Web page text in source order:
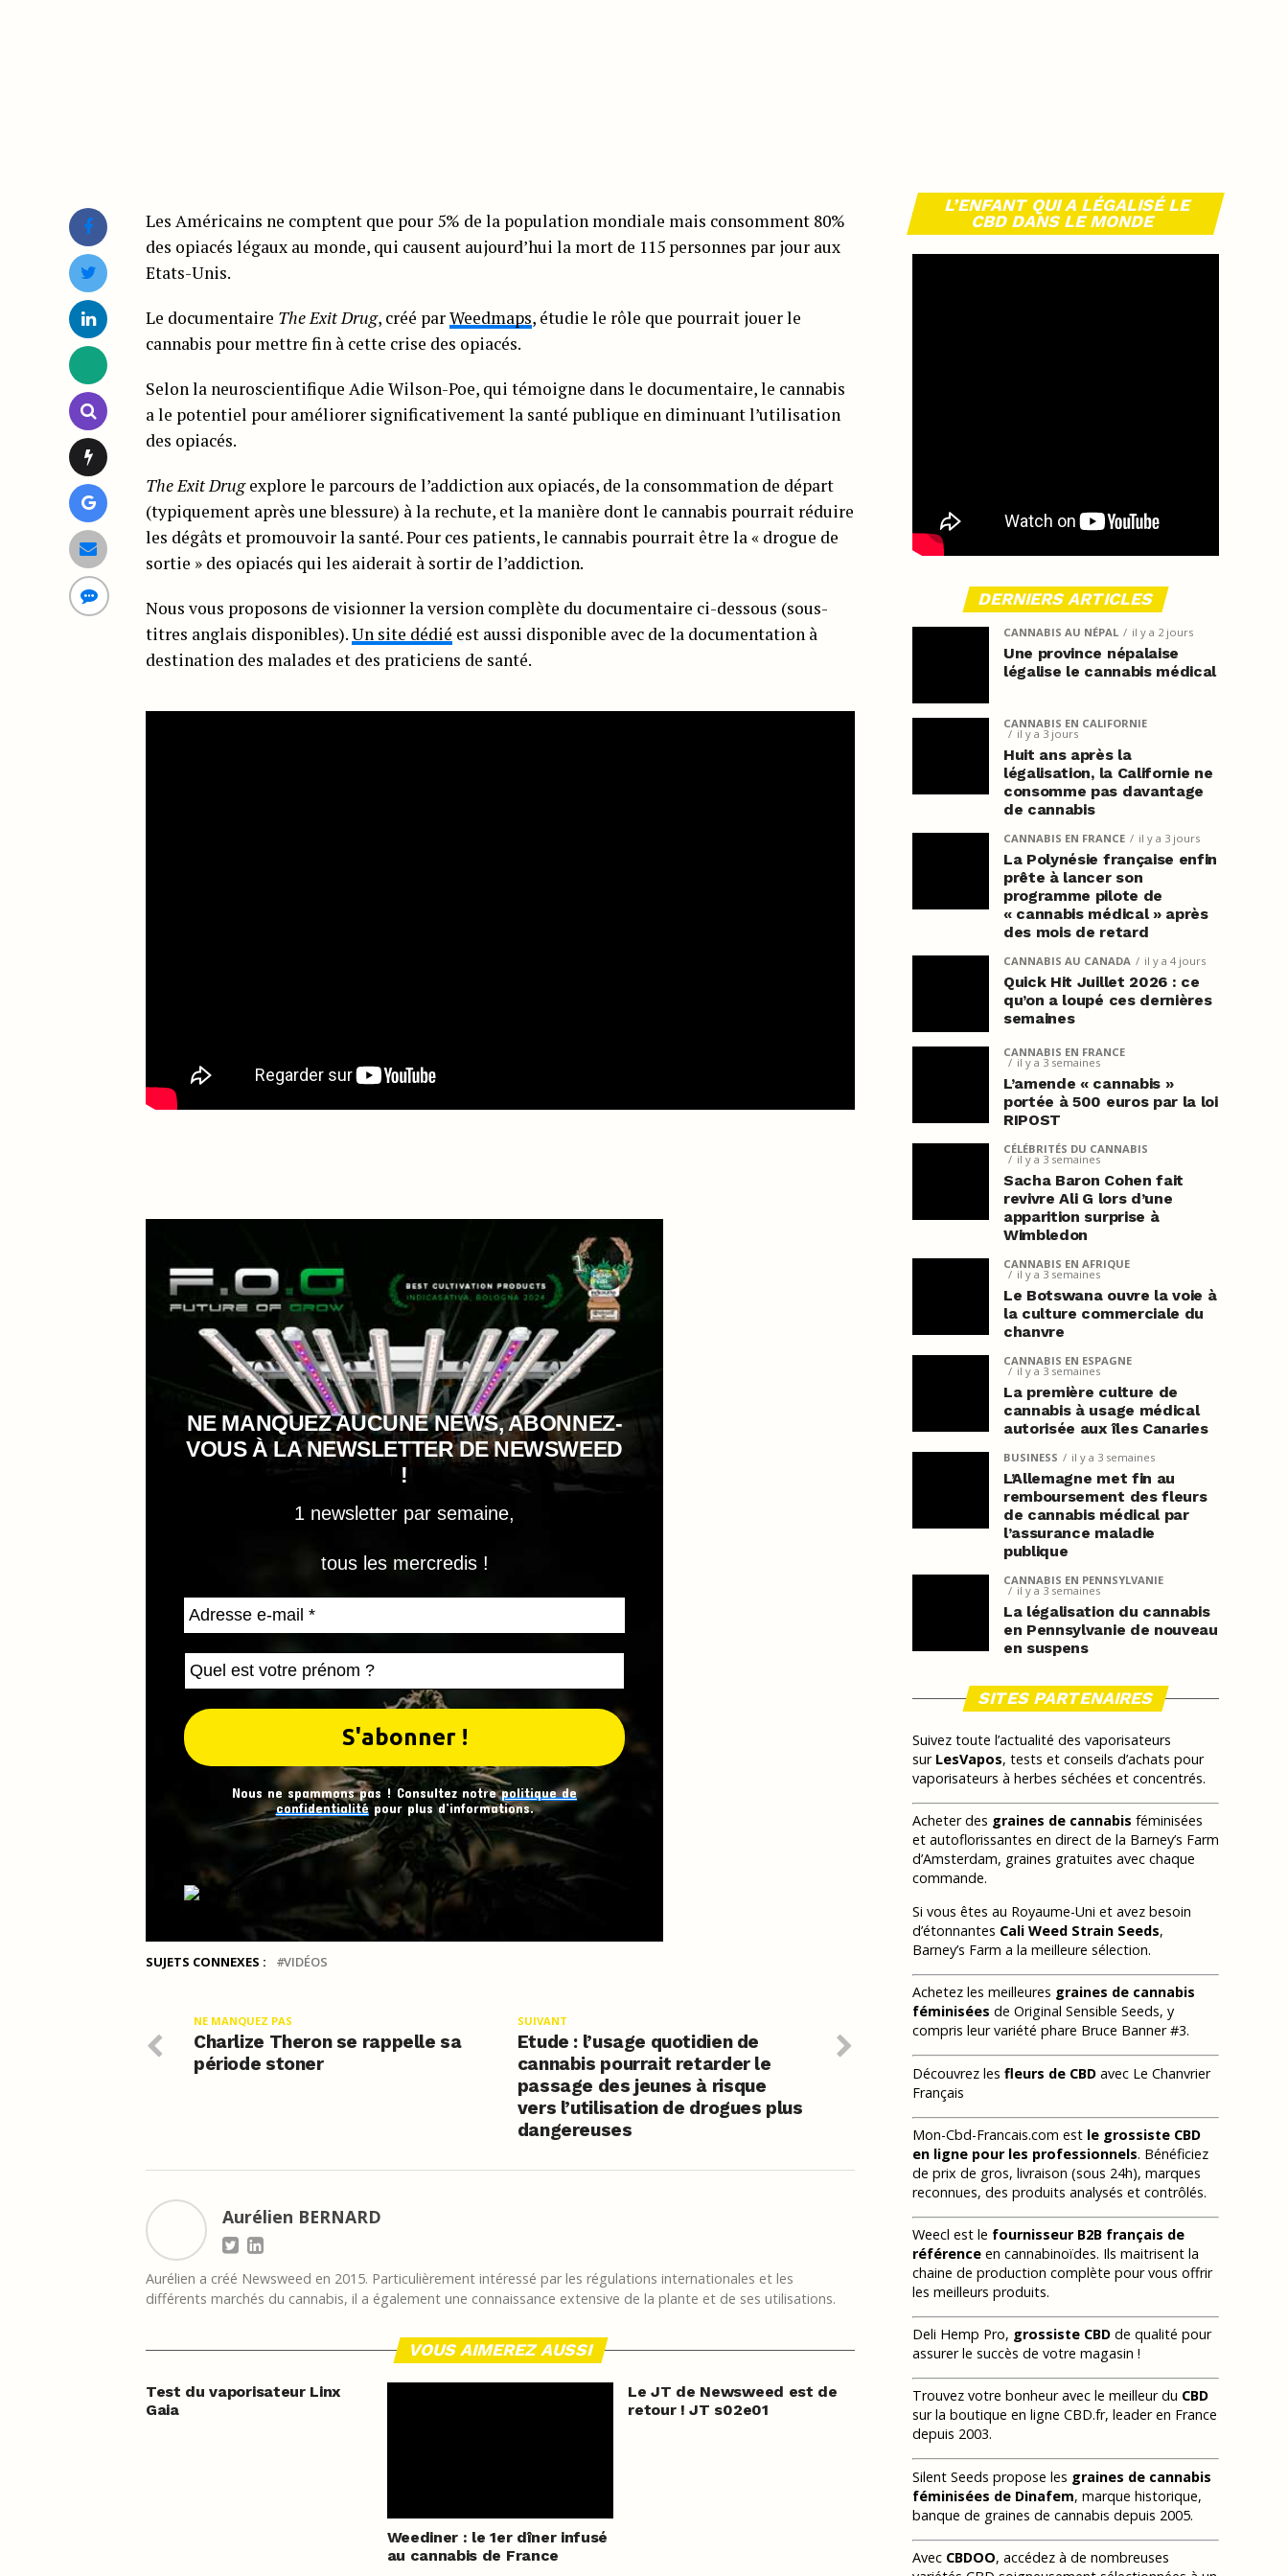
Les Américains ne comptent que pour 5% de la population mondiale mais consomment 80%
des opiacés légaux au monde, qui causent aujourd’hui la mort de 115 personnes par jour aux
Etats-Unis.
Le documentaire The Exit Drug, créé parWeedmaps, étudie le rôle que pourrait jouer le
cannabis pour mettre fin à cette crise des opiacés.
Selon la neuroscientifique Adie Wilson-Poe, qui témoigne dans le documentaire, le cannabis
a le potentiel pour améliorer significativement la santé publique en diminuant l’utilisation
des opiacés.
The Exit Drugexplore le parcours de l’addiction aux opiacés, de la consommation de départ
(typiquement après une blessure) à la rechute, et la manière dont le cannabis pourrait réduire
les dégâts et promouvoir la santé. Pour ces patients, le cannabis pourrait être la « drogue de
sortie » des opiacés qui les aiderait à sortir de l’addiction.
Nous vous proposons de visionner la version complète du documentaire ci-dessous (sous-
titres anglais disponibles).Un site dédié est aussi disponible avec de la documentation à
destination des malades et des praticiens de santé.
NE MANQUEZ AUCUNE NEWS, ABONNEZ-
VOUS À LA NEWSLETTER DE NEWSWEED
!
1 newsletter par semaine,
tous les mercredis !
Nous ne spammons pas ! Consultez notrepolitique de
confidentialitépour plus d’informations.
SUJETS CONNEXES : VIDÉOS
SUIVANT
Etude : l’usage quotidien de
cannabis pourrait retarder le
passage des jeunes à risque
vers l’utilisation de drogues plus
dangereuses
NE MANQUEZ PAS
Charlize Theron se rappelle sa
période stoner
Aurélien BERNARD
Aurélien a créé Newsweed en 2015. Particulièrement intéressé par les régulations internationales et les
différents marchés du cannabis, il a également une connaissance extensive de la plante et de ses utilisations.
VOUS AIMEREZ AUSSI
Test du vaporisateur Linx
Gaia
Weediner : le 1er dîner infusé
au cannabis de France
Le JT de Newsweed est de
retour ! JT s02e01
L’ENFANT QUI A LÉGALISÉ LE
CBD DANS LE MONDE
DERNIERS ARTICLES
CANNABIS AU NÉPAL il y a 2 jours
Une province népalaise
légalise le cannabis médical
CANNABIS EN CALIFORNIE
il y a 3 jours
Huit ans après la
légalisation, la Californie ne
consomme pas davantage
de cannabis
CANNABIS EN FRANCE il y a 3 jours
La Polynésie française enfin
prête à lancer son
programme pilote de
« cannabis médical » après
des mois de retard
CANNABIS AU CANADA il y a 4 jours
Quick Hit Juillet 2026 : ce
qu’on a loupé ces dernières
semaines
CANNABIS EN FRANCE
il y a 3 semaines
L’amende « cannabis »
portée à 500 euros par la loi
RIPOST
CÉLÉBRITÉS DU CANNABIS
il y a 3 semaines
Sacha Baron Cohen fait
revivre Ali G lors d’une
apparition surprise à
Wimbledon
CANNABIS EN AFRIQUE
il y a 3 semaines
Le Botswana ouvre la voie à
la culture commerciale du
chanvre
CANNABIS EN ESPAGNE
il y a 3 semaines
La première culture de
cannabis à usage médical
autorisée aux îles Canaries
BUSINESS il y a 3 semaines
L’Allemagne met fin au
remboursement des fleurs
de cannabis médical par
l’assurance maladie
publique
CANNABIS EN PENNSYLVANIE
il y a 3 semaines
La légalisation du cannabis
en Pennsylvanie de nouveau
en suspens
SITES PARTENAIRES
Suivez toute l’actualité des vaporisateurs
sur LesVapos, tests et conseils d’achats pour
vaporisateurs à herbes séchées et concentrés.
Acheter des graines de cannabis féminisées
et autoflorissantes en direct de la Barney’s Farm
d’Amsterdam, graines gratuites avec chaque
commande.
Si vous êtes au Royaume-Uni et avez besoin
d’étonnantes Cali Weed Strain Seeds,
Barney’s Farm a la meilleure sélection.
Achetez les meilleures graines de cannabis
féminisées de Original Sensible Seeds, y
compris leur variété phare Bruce Banner #3.
Découvrez les fleurs de CBD avec Le Chanvrier
Français
Mon-Cbd-Francais.com est le grossiste CBD
en ligne pour les professionnels. Bénéficiez
de prix de gros, livraison (sous 24h), marques
reconnues, des produits analysés et contrôlés.
Weecl est le fournisseur B2B français de
référence en cannabinoïdes. Ils maitrisent la
chaine de production complète pour vous offrir
les meilleurs produits.
Deli Hemp Pro, grossiste CBD de qualité pour
assurer le succès de votre magasin !
Trouvez votre bonheur avec le meilleur du CBD
sur la boutique en ligne CBD.fr, leader en France
depuis 2003.
Silent Seeds propose les graines de cannabis
féminisées de Dinafem, marque historique,
banque de graines de cannabis depuis 2005.
Avec CBDOO, accédez à de nombreuses